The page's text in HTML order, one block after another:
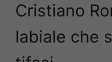
Cristiano
labiale che